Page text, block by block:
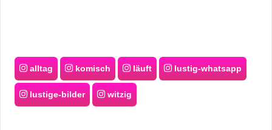
alltag komisch läuft lustig-whatsapp
lustige-bilder witzig